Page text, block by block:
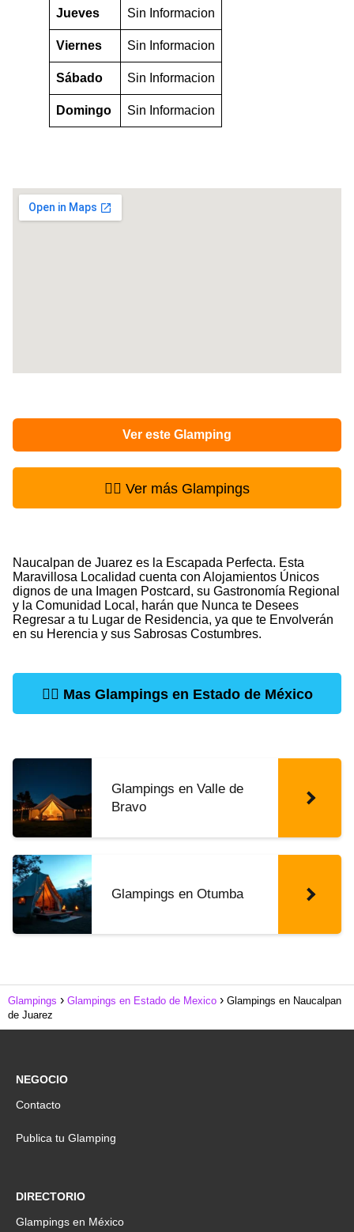
Jueves Sin Informacion
Viernes Sin Informacion
Sábado Sin Informacion
Domingo Sin Informacion
Ver este Glamping
👉🏻 Ver más Glampings
Naucalpan de Juarez es la Escapada Perfecta. Esta
Maravillosa Localidad cuenta con Alojamientos Únicos
dignos de una Imagen Postcard, su Gastronomía Regional
y la Comunidad Local, harán que Nunca te Desees
Regresar a tu Lugar de Residencia, ya que te Envolverán
en su Herencia y sus Sabrosas Costumbres.
👉🏻 Mas Glampings en Estado de México
Glampings en Valle de
Bravo
Glampings en Otumba
Glampings Glampings en Estado de Mexico
Glampings en Naucalpan
de Juarez
NEGOCIO
Contacto
Publica tu Glamping
DIRECTORIO
Glampings en México